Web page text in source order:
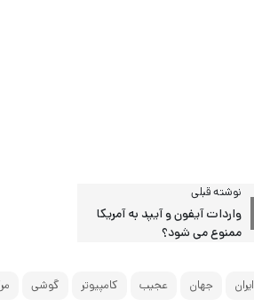
نوشته قبلی
واردات آیفون و آیپد به آمریکا
ممنوع می شود؟
ایران جهان عجیب کامپیوتر گوشی